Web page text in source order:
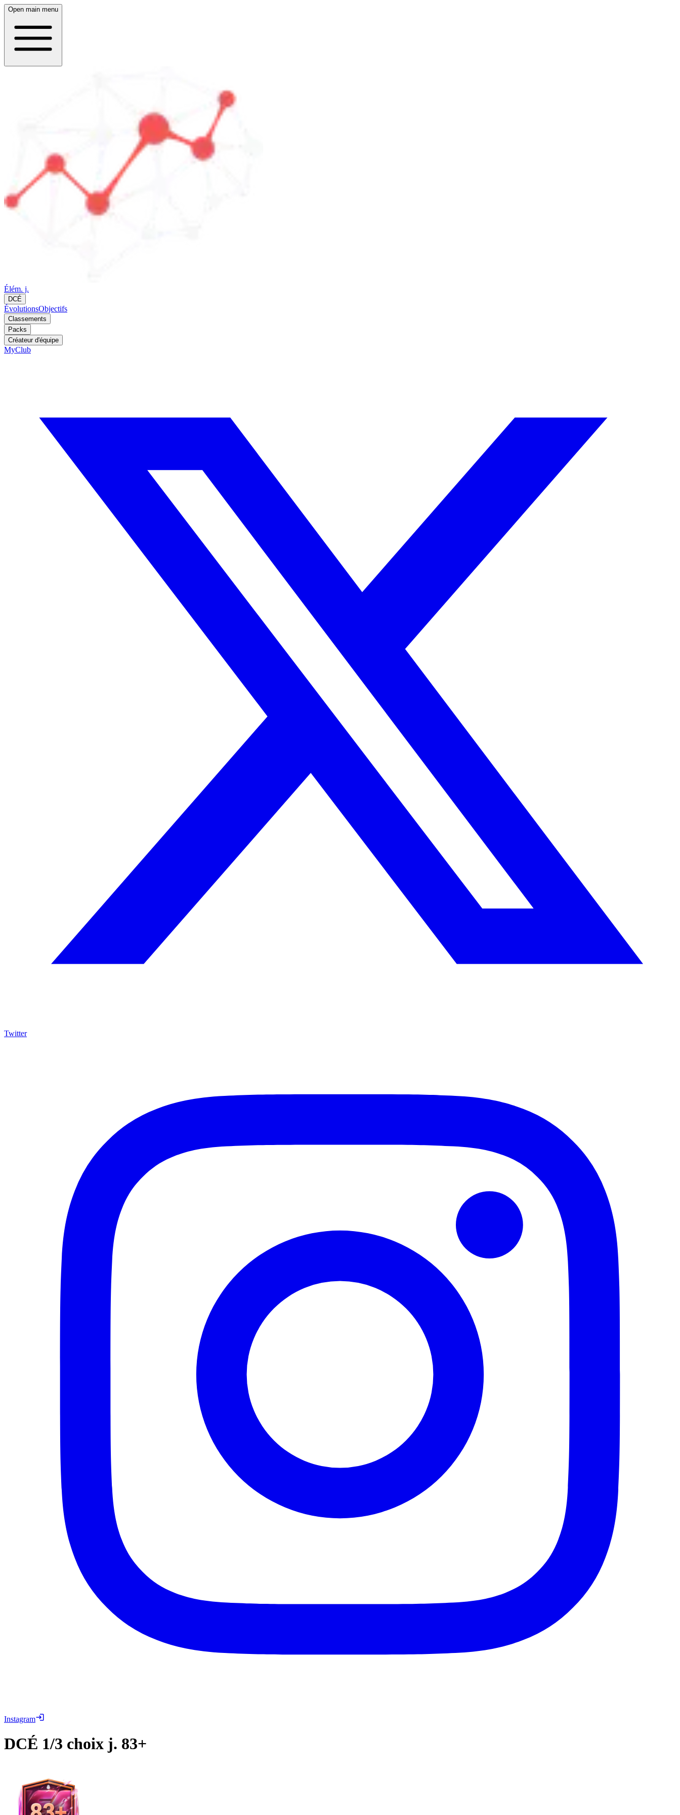
Open main menu
Élém. j.
DCÉ
ÉvolutionsObjectifs
Classements
Packs
Créateur d'équipe
MyClub
Twitter
Instagram
DCÉ 1/3 choix j. 83+